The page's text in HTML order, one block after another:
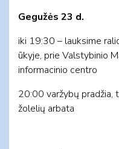
Gegužės 23 d.
iki 19:30 – lauksime
ūkyje, prie Valstybinio
informacinio centro
20:00 varžybų pradžia,
žolelių arbata